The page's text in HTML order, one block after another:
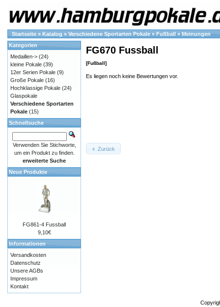
Startseite » Katalog » Verschiedene Sportarten Pokale » Fußball » Meinungen
FG670 Fussball
[Fußball]
Es liegen noch keine Bewertungen vor.
Zurück
Kategorien
Medaillen-> (24)
kleine Pokale (39)
12er Serien Pokale (9)
Große Pokale (16)
Hochklassige Pokale (24)
Glaspokale
Verschiedene Sportarten
Pokale (15)
Schnellsuche
Verwenden Sie Stichworte,
um ein Produkt zu finden.
erweiterte Suche
Neue Produkte
FG861-4 Fussball
9,10€
Informationen
Versandkosten
Datenschutz
Unsere AGBs
Impressum
Kontakt